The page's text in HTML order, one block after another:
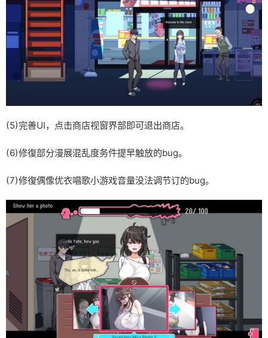
(5)完善UI，点击商店视窗界部即可退出商店。
(6)修復部分漫展混乱度务件提早触放的bug。
(7)修復偶像优衣唱歌小游戏音量没法调节订的bug。